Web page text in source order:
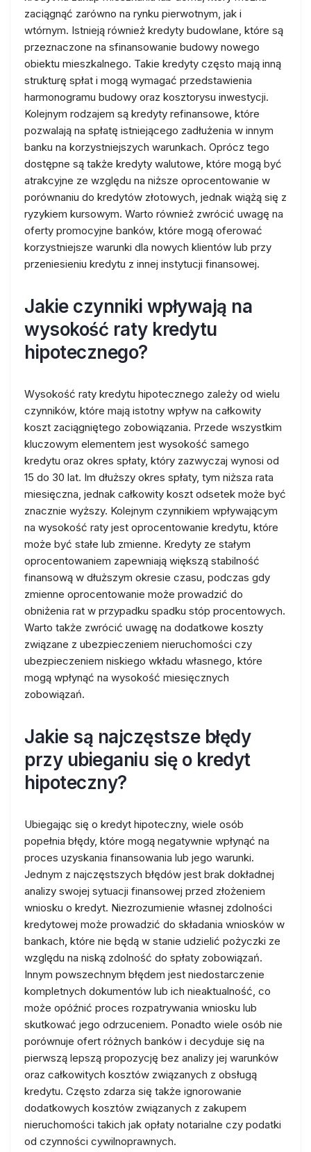
zaciągnąć zarówno na rynku pierwotnym, jak i
wtórnym. Istnieją również kredyty budowlane, które są
przeznaczone na sfinansowanie budowy nowego
obiektu mieszkalnego. Takie kredyty często mają inną
strukturę spłat i mogą wymagać przedstawienia
harmonogramu budowy oraz kosztorysu inwestycji.
Kolejnym rodzajem są kredyty refinansowe, które
pozwalają na spłatę istniejącego zadłużenia w innym
banku na korzystniejszych warunkach. Oprócz tego
dostępne są także kredyty walutowe, które mogą być
atrakcyjne ze względu na niższe oprocentowanie w
porównaniu do kredytów złotowych, jednak wiążą się z
ryzykiem kursowym. Warto również zwrócić uwagę na
oferty promocyjne banków, które mogą oferować
korzystniejsze warunki dla nowych klientów lub przy
przeniesieniu kredytu z innej instytucji finansowej.
Jakie czynniki wpływają na
wysokość raty kredytu
hipotecznego?
Wysokość raty kredytu hipotecznego zależy od wielu
czynników, które mają istotny wpływ na całkowity
koszt zaciągniętego zobowiązania. Przede wszystkim
kluczowym elementem jest wysokość samego
kredytu oraz okres spłaty, który zazwyczaj wynosi od
15 do 30 lat. Im dłuższy okres spłaty, tym niższa rata
miesięczna, jednak całkowity koszt odsetek może być
znacznie wyższy. Kolejnym czynnikiem wpływającym
na wysokość raty jest oprocentowanie kredytu, które
może być stałe lub zmienne. Kredyty ze stałym
oprocentowaniem zapewniają większą stabilność
finansową w dłuższym okresie czasu, podczas gdy
zmienne oprocentowanie może prowadzić do
obniżenia rat w przypadku spadku stóp procentowych.
Warto także zwrócić uwagę na dodatkowe koszty
związane z ubezpieczeniem nieruchomości czy
ubezpieczeniem niskiego wkładu własnego, które
mogą wpłynąć na wysokość miesięcznych
zobowiązań.
Jakie są najczęstsze błędy
przy ubieganiu się o kredyt
hipoteczny?
Ubiegając się o kredyt hipoteczny, wiele osób
popełnia błędy, które mogą negatywnie wpłynąć na
proces uzyskania finansowania lub jego warunki.
Jednym z najczęstszych błędów jest brak dokładnej
analizy swojej sytuacji finansowej przed złożeniem
wniosku o kredyt. Niezrozumienie własnej zdolności
kredytowej może prowadzić do składania wniosków w
bankach, które nie będą w stanie udzielić pożyczki ze
względu na niską zdolność do spłaty zobowiązań.
Innym powszechnym błędem jest niedostarczenie
kompletnych dokumentów lub ich nieaktualność, co
może opóźnić proces rozpatrywania wniosku lub
skutkować jego odrzuceniem. Ponadto wiele osób nie
porównuje ofert różnych banków i decyduje się na
pierwszą lepszą propozycję bez analizy jej warunków
oraz całkowitych kosztów związanych z obsługą
kredytu. Często zdarza się także ignorowanie
dodatkowych kosztów związanych z zakupem
nieruchomości takich jak opłaty notarialne czy podatki
od czynności cywilnoprawnych.